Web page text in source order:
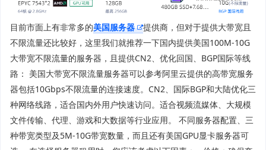
目前市面上有非常多的美国服务器
提供商，但对于提供大带宽且
不限流量还比较好，这里我们就推荐一下国内提供美国100M-10G
大带宽不限流量的服务器，且提供CN2、优化回国、BGP国际等线
路： 美国大带宽不限流量服务器可以参考阿里云提供的高带宽服务
器包括10Gbps不限流量的连接速度。CN2、国际BGP和大陆优化三
种网络线路，适合国内外用户快速访问。适合视频流媒体、大规模
文件传输、代理、游戏和大数据等行业应用。 不同服务器配置、三
种带宽类型及5M-10G带宽数量，而且还有美国GPU显卡服务器可